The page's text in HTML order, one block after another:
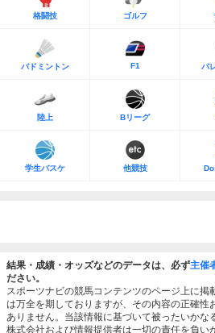
格闘技 ゴルフ
バドミントン F1 バ
陸上 Bリーグ
学生バスケ 他競技
結果・成績・オッズなどのデータは、必ず主催
ださい。
スポーツナビの競馬コンテンツのページ上に掲
は万全を期しておりますが、その内容の正確性
ありません。当該情報に基づいて被ったいかな
株式会社および情報提供者は一切の責任を負い